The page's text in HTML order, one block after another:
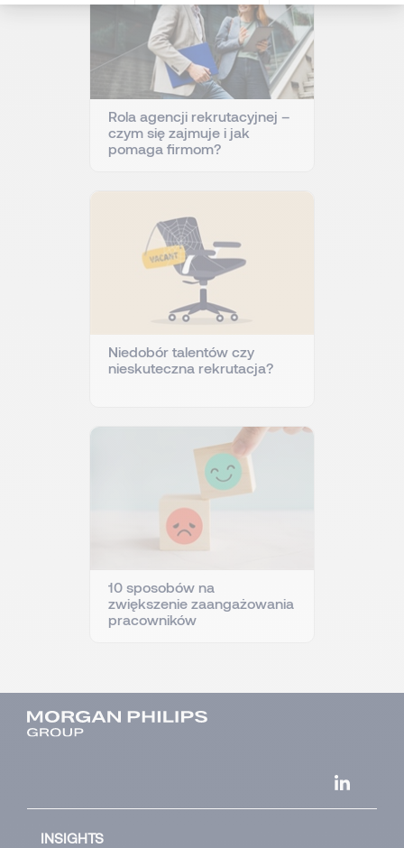
Rola agencji rekrutacyjnej –
czym się zajmuje i jak
pomaga firmom?
Niedobór talentów czy
nieskuteczna rekrutacja?
10 sposobów na
zwiększenie zaangażowania
pracowników
INSIGHTS